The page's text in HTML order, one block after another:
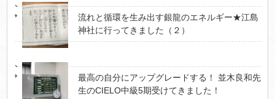
流れと循環を生み出す銀龍のエネルギー★江島
神社に行ってきました（２）
最高の自分にアップグレードする！ 並木良和先
生のCIELO中級5期受けてきました！